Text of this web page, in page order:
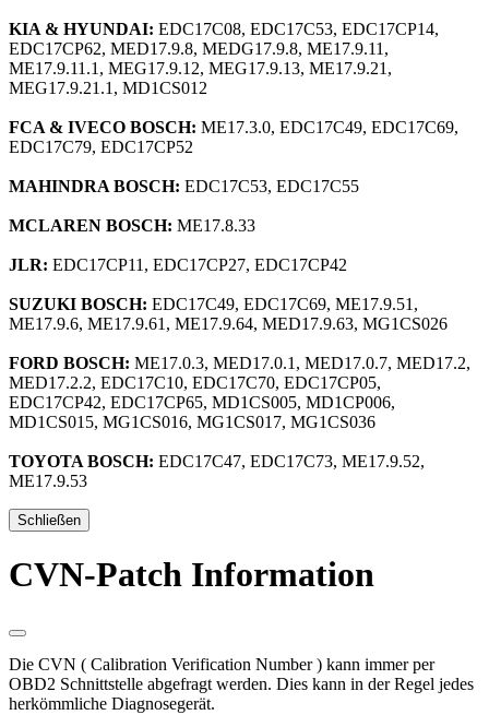
KIA & HYUNDAI: EDC17C08, EDC17C53, EDC17CP14,
EDC17CP62, MED17.9.8, MEDG17.9.8, ME17.9.11,
ME17.9.11.1, MEG17.9.12, MEG17.9.13, ME17.9.21,
MEG17.9.21.1, MD1CS012
FCA & IVECO BOSCH: ME17.3.0, EDC17C49, EDC17C69,
EDC17C79, EDC17CP52
MAHINDRA BOSCH: EDC17C53, EDC17C55
MCLAREN BOSCH: ME17.8.33
JLR: EDC17CP11, EDC17CP27, EDC17CP42
SUZUKI BOSCH: EDC17C49, EDC17C69, ME17.9.51,
ME17.9.6, ME17.9.61, ME17.9.64, MED17.9.63, MG1CS026
FORD BOSCH: ME17.0.3, MED17.0.1, MED17.0.7, MED17.2,
MED17.2.2, EDC17C10, EDC17C70, EDC17CP05,
EDC17CP42, EDC17CP65, MD1CS005, MD1CP006,
MD1CS015, MG1CS016, MG1CS017, MG1CS036
TOYOTA BOSCH: EDC17C47, EDC17C73, ME17.9.52,
ME17.9.53
Schließen
CVN-Patch Information
Die CVN ( Calibration Verification Number ) kann immer per
OBD2 Schnittstelle abgefragt werden. Dies kann in der Regel jedes
herkömmliche Diagnosegerät.